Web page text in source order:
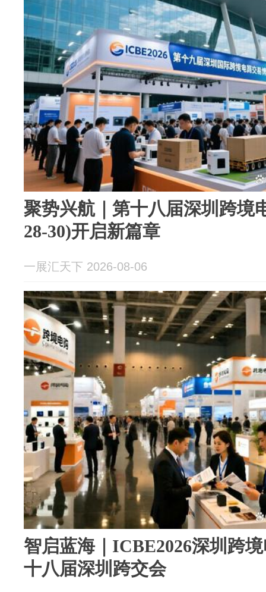
聚势兴航｜第十八届深圳跨境
28-30)开启新篇章
一展汇天下 2026-08-06
智启蓝海｜ICBE2026深圳跨
十八届深圳跨交会